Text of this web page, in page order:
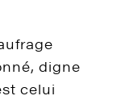
digne
celui